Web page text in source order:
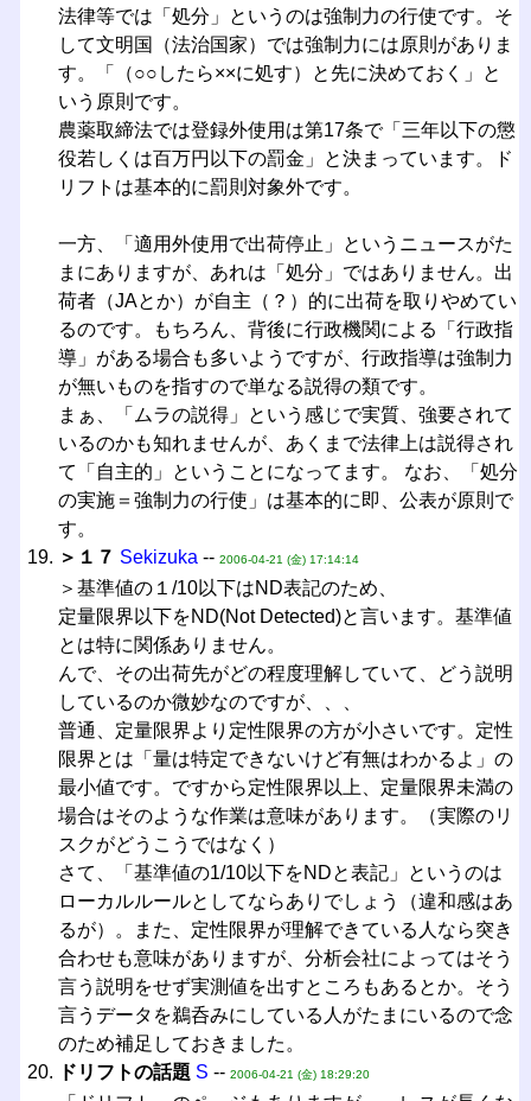
法律等では「処分」というのは強制力の行使です。そ
して文明国（法治国家）では強制力には原則がありま
す。「（○○したら××に処す）と先に決めておく」と
いう原則です。
農薬取締法では登録外使用は第17条で「三年以下の懲
役若しくは百万円以下の罰金」と決まっています。ド
リフトは基本的に罰則対象外です。
一方、「適用外使用で出荷停止」というニュースがた
まにありますが、あれは「処分」ではありません。出
荷者（JAとか）が自主（？）的に出荷を取りやめてい
るのです。もちろん、背後に行政機関による「行政指
導」がある場合も多いようですが、行政指導は強制力
が無いものを指すので単なる説得の類です。
まぁ、「ムラの説得」という感じで実質、強要されて
いるのかも知れませんが、あくまで法律上は説得され
て「自主的」ということになってます。 なお、「処分
の実施＝強制力の行使」は基本的に即、公表が原則で
す。
＞１７ Sekizuka -- 2006-04-21 (金) 17:14:14
＞基準値の１/10以下はND表記のため、
定量限界以下をND(Not Detected)と言います。基準値
とは特に関係ありません。
んで、その出荷先がどの程度理解していて、どう説明
しているのか微妙なのですが、、、
普通、定量限界より定性限界の方が小さいです。定性
限界とは「量は特定できないけど有無はわかるよ」の
最小値です。ですから定性限界以上、定量限界未満の
場合はそのような作業は意味があります。（実際のリ
スクがどうこうではなく）
さて、「基準値の1/10以下をNDと表記」というのは
ローカルルールとしてならありでしょう（違和感はあ
るが）。また、定性限界が理解できている人なら突き
合わせも意味がありますが、分析会社によってはそう
言う説明をせず実測値を出すところもあるとか。そう
言うデータを鵜呑みにしている人がたまにいるので念
のため補足しておきました。
ドリフトの話題 S -- 2006-04-21 (金) 18:29:20